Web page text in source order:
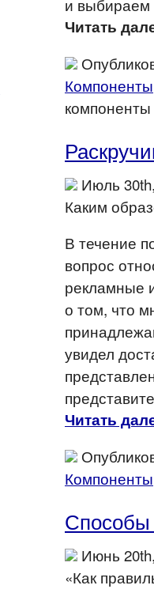
и выбираем
Читать
Компоненты
Июль
Каким
В течение
вопрос
рекламные
о том, что
увидел
Читать
Компоненты
Способы
Июнь
«Как